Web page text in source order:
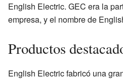
English Electric. GEC era la
empresa, y el nombre de
Productos
English Electric fabricó una